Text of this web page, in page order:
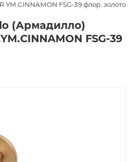
FSG-39 флор. золото
(Армадилло)
FSG-39